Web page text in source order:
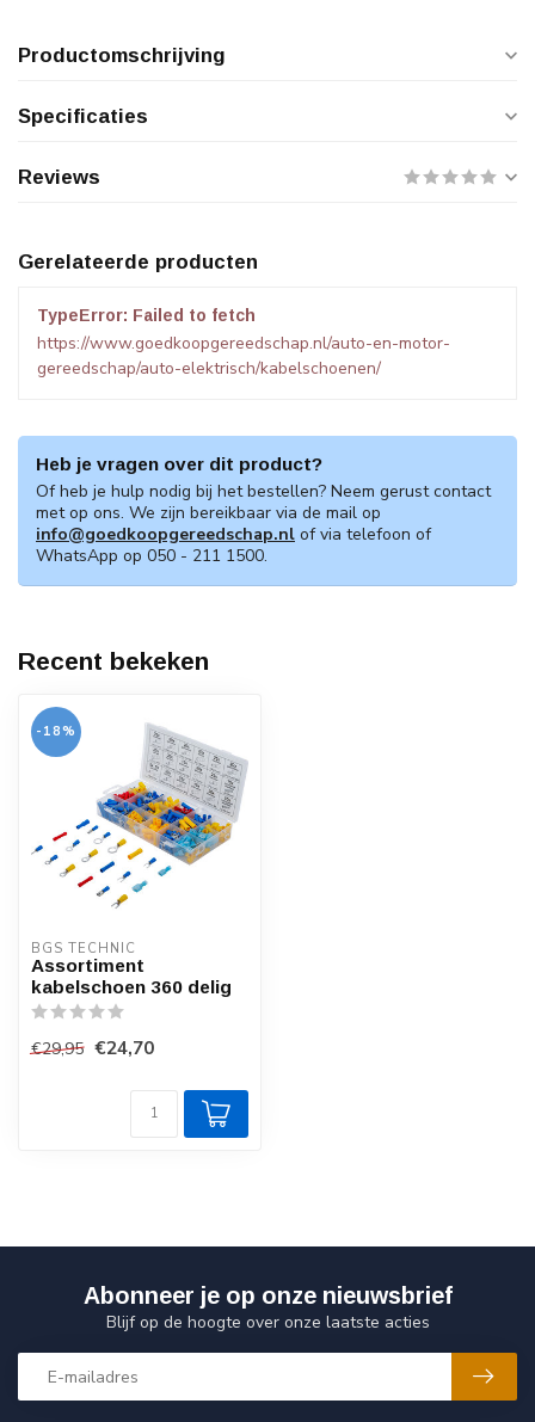
Productomschrijving
Specificaties
Reviews
Gerelateerde producten
TypeError: Failed to fetch
https://www.goedkoopgereedschap.nl/auto-en-motor-
gereedschap/auto-elektrisch/kabelschoenen/
Heb je vragen over dit product?
Of heb je hulp nodig bij het bestellen? Neem gerust contact
met op ons. We zijn bereikbaar via de mail op
info@goedkoopgereedschap.nl of via telefoon of
WhatsApp op 050 - 211 1500.
Recent bekeken
-18%
BGS TECHNIC
Assortiment
kabelschoen 360 delig
€29,95 €24,70
Abonneer je op onze nieuwsbrief
Blijf op de hoogte over onze laatste acties